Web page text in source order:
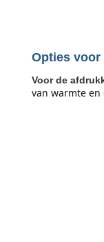
Opties
Voor de
van warmte